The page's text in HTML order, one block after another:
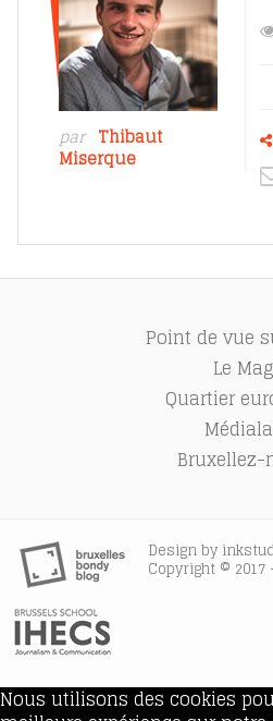
par Thibaut
Miserque
Point de vue
Le Mag
Quartier
Bruxellez-
Design by
Copyright © 2017
Nous utilisons des cookies